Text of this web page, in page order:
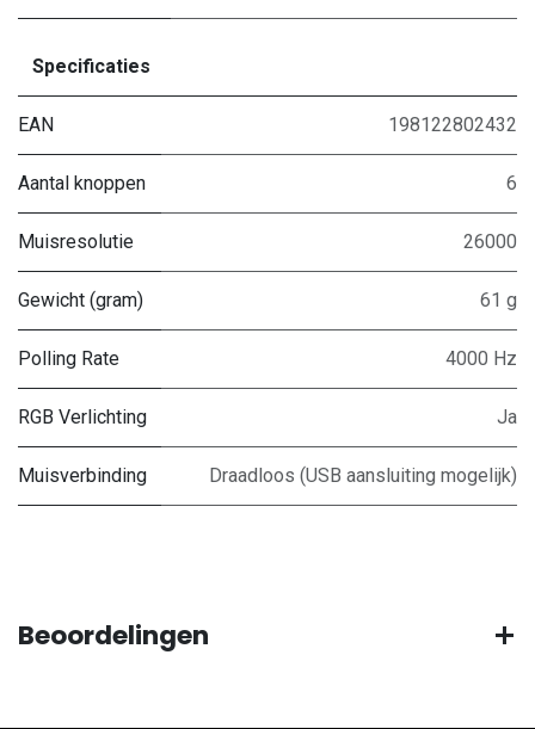
Specificaties
EAN 198122802432
Aantal knoppen 6
Muisresolutie 26000
Gewicht (gram) 61 g
Polling Rate 4000 Hz
RGB Verlichting Ja
Muisverbinding Draadloos (USB aansluiting mogelijk)
Beoordelingen